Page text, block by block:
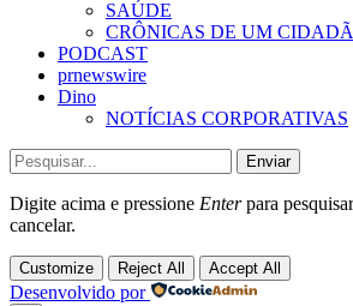
SAÚDE
CRÔNICAS DE UM
PODCAST
prnewswire
Dino
NOTÍCIAS CORPORATIVAS
Enviar
Digite acima e pressione Enterpara
cancelar.
Customize Reject All Accept All
Desenvolvido por